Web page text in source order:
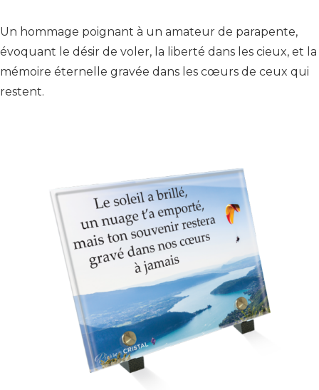
Un hommage poignant à un amateur de parapente,
évoquant le désir de voler, la liberté dans les cieux, et la
mémoire éternelle gravée dans les cœurs de ceux qui
restent.